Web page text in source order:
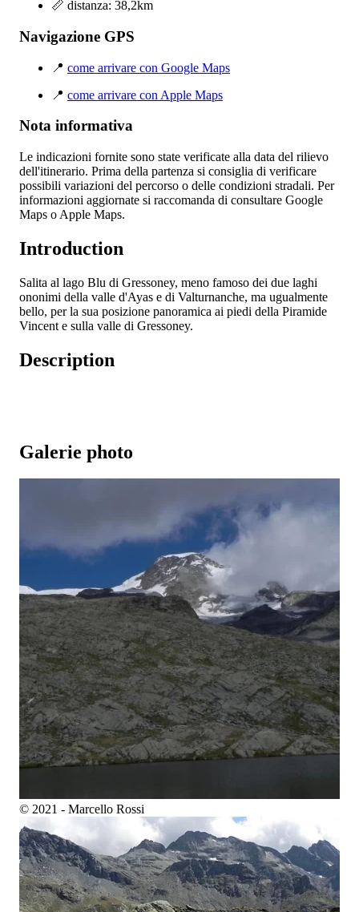
📏 distanza: 38,2km
Navigazione GPS
📍 come arrivare con Google Maps
📍 come arrivare con Apple Maps
Nota informativa
Le indicazioni fornite sono state verificate alla data del rilievo
dell'itinerario. Prima della partenza si consiglia di verificare
possibili variazioni del percorso o delle condizioni stradali. Per
informazioni aggiornate si raccomanda di consultare Google
Maps o Apple Maps.
Introduction
Salita al lago Blu di Gressoney, meno famoso dei due laghi
ononimi della valle d'Ayas e di Valturnanche, ma ugualmente
bello, per la sua posizione panoramica ai piedi della Piramide
Vincent e sulla valle di Gressoney.
Description
Galerie photo
© 2021 - Marcello Rossi